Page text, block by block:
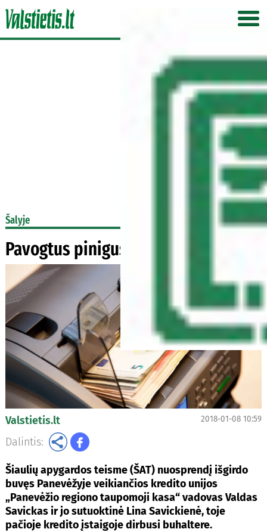
Šalyje
Pavogtus pinigus teks grąžinti
Valstietis.lt 2018-01-08 10:59
Dalintis:
Šiaulių apygardos teisme (ŠAT) nuosprendį išgirdo
buvęs Panevėžyje veikiančios kredito unijos
„Panevėžio regiono taupomoji kasa“ vadovas Valdas
Savickas ir jo sutuoktinė Lina Savickienė, toje
pačioje kredito įstaigoje dirbusi buhaltere.